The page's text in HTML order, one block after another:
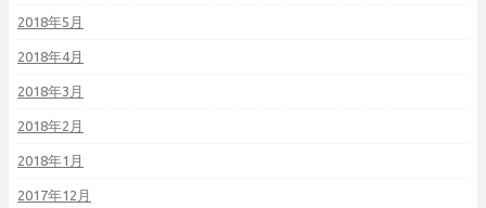
2018年5月
2018年4月
2018年3月
2018年2月
2018年1月
2017年12月